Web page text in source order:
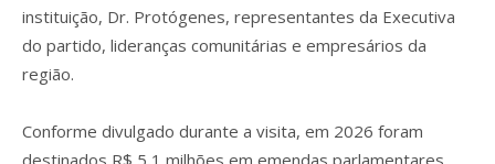
instituição, Dr. Protógenes, representantes da Executiva
do partido, lideranças comunitárias e empresários da
região.
Conforme divulgado durante a visita, em 2026 foram
destinados R$ 5,1 milhões em emendas parlamentares